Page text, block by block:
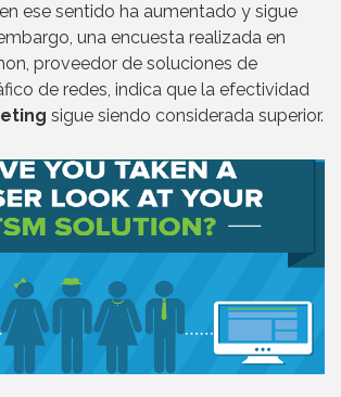
ese sentido ha aumentado y sigue
una encuesta realizada en
proveedor de soluciones de
de redes, indica que la efectividad
sigue siendo considerada superior.